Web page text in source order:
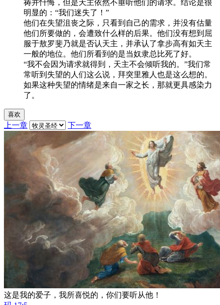
祷并忏悔，但是天主依然不垂听他们的请求。结论是很
明显的：“我们迷失了！”
他们在失望沮丧之际，只看到自己的需求，并没有估量
他们所要做的，会遭致什么样的后果。他们没有想到屈
服于敖罗斐乃就是否认天主，并承认了拿步高有如天主
一般的地位。他们所看到的是当奴隶总比死了好。
“我不会因为请求就得到，天主不会倾听我的。”我们常
常听到失望的人们这么说，拜突里雅人也是这么想的。
如果这种失望的情绪是来自一家之长，那就更具感染力
了。
喜欢
上一章 下一章
这是我的爱子，我所喜悦的，你们要听从他！